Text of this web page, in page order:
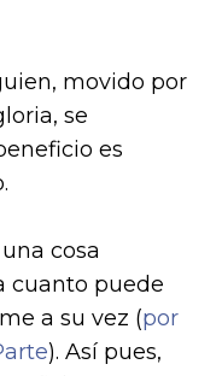
movido por
se
es
cosa
cuanto puede
a su vez (por
). Así pues,